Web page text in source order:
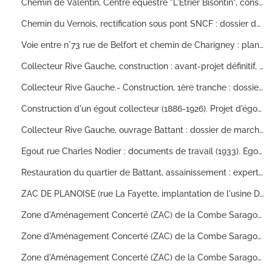
Chemin de Valentin, Centre équestre "L'Etrier Bisontin", construction d'une plate-forme : dossier de marché (n°91-146), extrait des délibérations du Conseil municipal, notes, plans.
Chemin du Vernois, rectification sous pont SNCF : dossier de marché (n° 73-137), plans (1973-1976) ; rectification boulevard Est : dossier de marché (n° 75-139) (1977-1981) ; démolition d'immeuble et constructions d mur : mémoire, avenant (1975-1976) ; aménagement de voirie pour suppression du passage inférieur voûte SNCF : convention SNCF/Ville de Besançon (n° 86-168) (1988). Boulevard Est, travaux au droit du pont SNCF : convention, dossiers de marché (n°71-10 et 71-75) (1971) ; construction d'un tronçon chemin du Vernois, électrification voie ferrée Dole-Belfort : dossier d'avant-projet, arrêté de cessibilité, accord des propriétaires, subventions (1971-1972).
Voie entre n°73 rue de Belfort et chemin de Charigney : plans, dossier de marché (1965-1966). Rue Schweitzer, construction : plans (1969). Station d'épuration des Founottes (1973-1975). Chemin de l'Escale, assainissement : dossier de marché (n°75-244), commission départementale d'hygiène (1969-1975).
Collecteur Rive Gauche, construction : avant-projet définitif, étude SOLETCO (1985-1988) ; 2e et 3e tranches : soumission retenue, procès-verbal d'appel d'offre (1987). Egout entre le chemin de Palente et le collecteur de la cité LOPOFA. - Rue des Aubépines, aménagement : plans, autorisation des riverains (1959-1960).
Collecteur Rive Gauche.- Construction, 1ère tranche : dossier de marché n°85-166, correspondance, plans (1985-1986) ; poste de refoulement : plans, rapport de vérification des installations électriques (s.d. ?) ; 2ème tranche : plans, notamment plans de récolement (1987).
Construction d'un égout collecteur (1886-1926). Projet d'égout entre la rue de la Préfecture et rue Pasteur, rue Charles Nodier et rue de l'Orme de Chamars (1938).
Collecteur Rive Gauche, ouvrage Battant : dossier de marché n°91-154 (1991-1992) ; 5e tranche : dossier de marché. Assainissement entre la rue Charles Nodier et la place de Lattre de Tassigny : dossier de marché n°87-104 (1987-1989).
Egout rue Charles Nodier : documents de travail (1933). Egout rue Charles Nodier : dossier marché (1966). Egout collecteur rue Charles Nodier et égouts secondaires rues Wilson, Chifflet et du Général Lecourbe, construction : avant-projet, dessins types des ouvrages accessoires (1932-1936). Remparts de Charmont.- Aménagement de terrains pour logements d'officiers, projet d'exécution des chemins et égouts : dossier de marché (1930-1932).
Restauration du quartier de Battant, assainissement : expertise CALANDRON, dossier marché, inspection télévisée (1977-1984). Projet de cheminement piétons entre gare Viotte et centre ville.- Passage inférieur avenue de la Paix, passerelle des Glacis, éclairage public et signalisation, plan circulation 1974 : plans, détail estimatif, étude de sol , dossier marché (n°74-123) (1974- 1975). Collecteur rive gauche,1ère, 2ème et 3ème tranches : avenants, plans et dossier marché n° 87-38 ; avenue de la Gare d'Eau : plans (1987-1989).
ZAC DE PLANOISE (rue La Fayette, implantation de l'usine DU PONT DE NEMOURS, viabilités et trottoirs devant l'entreprise, prolongement Boulevard Allende) : plan bornage, étude B3G, cession Ville de Besançon à entreprise (1980). Collecteur Rive Gauche, construction, 1ère tranche : dossier marché n°85-166 (1985-1986).
Zone d'Aménagement Concerté (ZAC) de la Combe Saragosse, réalisation : études géologiques (1978-1980), dossier de création (1981), pré-dossier de réalisation (1982-1984) , dossier de réalisation (1982), comptes-rendus de réunions phases 1, 2, 3 et 4 (1984-1989), extrait des délibérations du Conseil municipal (13.9.1993), bilans (31.7.1993, 30.9.1985, 31.12.1987, 30.4.1990), comparatif avec bilan prévisionnel (avril 1984). Dossiers de la Société d'Equipement du Département du Doubs (SEDD)
Zone d'Aménagement Concerté (ZAC) de la Combe Saragosse, réalisation : dossiers de marché de la Société d'Equipement du Département du Doubs (SEDD). Opérations concernées : -éclairage public : marché 86 c 004 (1987) -revêtement de chaussée pour cheminement piétons, rue Viollet le Duc, impasse Eiffel, impasse Le Corbusier, impasse Perret, rue Briot, chemin de la Selle, rue Guimard : marché 88 c 007 (1988-1993) -fourniture terre végétale : marché 88 c 017 (1988-1991) -espaces verts : marché 89.204 (1989) -plantations : marché 89 206 (1989-1991) -rue Walter Gropius, aménagement de la place triangulaire (1992)
Zone d'Aménagement Concerté (ZAC) de la Combe Saragosse.- Travaux de viabilités, phase 1 dossier de marché de la Société d'Equipement du Département du Doubs (SEDD) n° 83-115.